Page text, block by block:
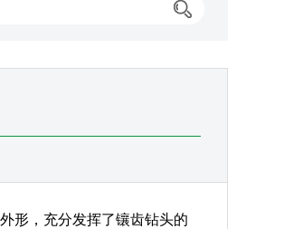
形，充分发挥了镶齿钻头的